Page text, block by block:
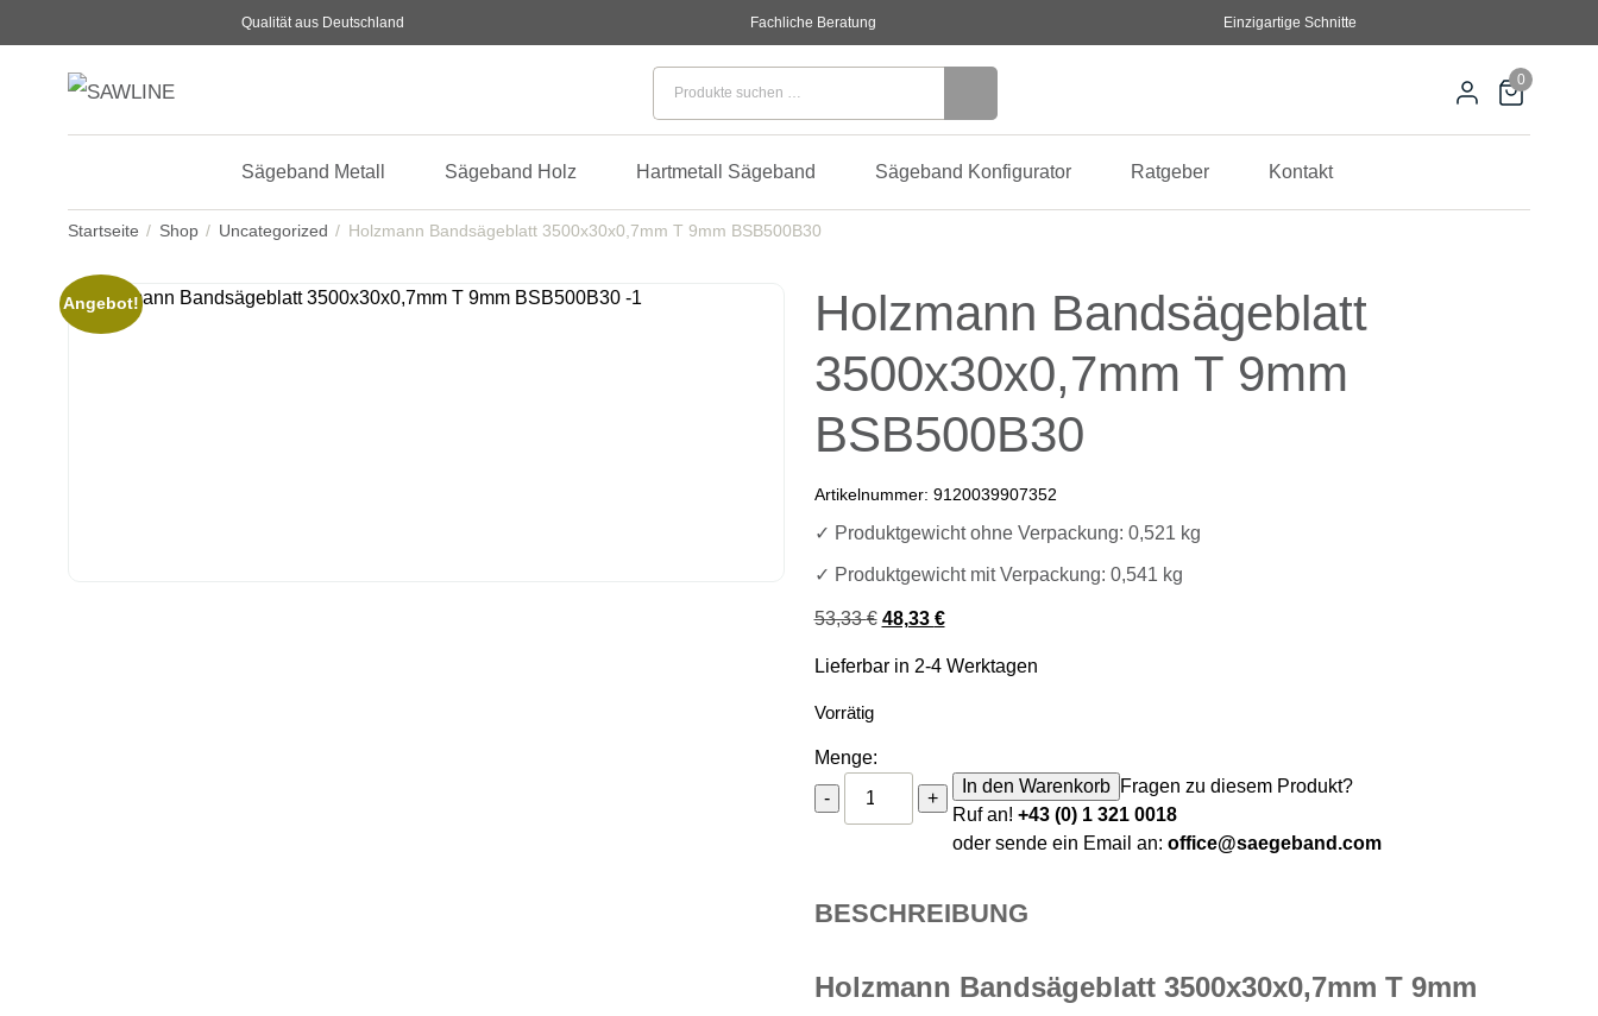
Qualität aus Deutschland Fachliche Beratung Einzigartige Schnitte
Sägeband Metall Sägeband Holz Hartmetall Sägeband Sägeband Konfigurator Ratgeber Kontakt
0
Startseite Shop Uncategorized Holzmann Bandsägeblatt 3500x30x0,7mm T 9mm BSB500B30
Angebot!
Holzmann Bandsägeblatt
3500x30x0,7mm T 9mm
BSB500B30
Artikelnummer: 9120039907352
✓ Produktgewicht ohne Verpackung: 0,521 kg
✓ Produktgewicht mit Verpackung: 0,541 kg
53,33€ Ursprünglicher Preis war: 53,33 €
48,33 €Aktueller Preis ist: 48,33 €.
Lieferbar in 2-4 Werktagen
Vorrätig
Menge:
-
Holzmann Bandsägeblatt 3500x30x0,7mm T 9mm BSB500B30 Menge
+
In den Warenkorb
Fragen zu diesem Produkt?
Ruf an! +43 (0) 1 321 0018
oder sende ein Email an: office@saegeband.com
BESCHREIBUNG
Holzmann Bandsägeblatt 3500x30x0,7mm T 9mm